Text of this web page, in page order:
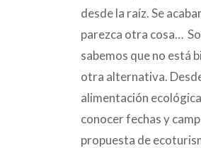
desde la raíz. Se
parezca otra cosa…
sabemos que no está
otra alternativa.
alimentación
conocer fechas y
propuesta de